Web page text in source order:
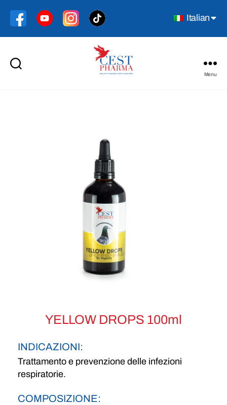
Italian
Menu
YELLOW DROPS 100ml
INDICAZIONI:
Trattamento e prevenzione delle infezioni
respiratorie.
COMPOSIZIONE: